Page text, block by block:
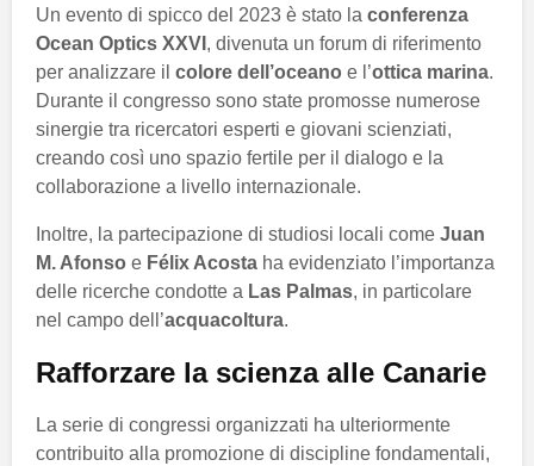
Un evento di spicco del 2023 è stato la conferenza
Ocean Optics XXVI , divenuta un forum di riferimento
per analizzare il colore dell’oceano e l’ottica marina.
Durante il congresso sono state promosse numerose
sinergie tra ricercatori esperti e giovani scienziati,
creando così uno spazio fertile per il dialogo e la
collaborazione a livello internazionale.
Inoltre, la partecipazione di studiosi locali come Juan
M. Afonso e Félix Acosta ha evidenziato l’importanza
delle ricerche condotte a Las Palmas, in particolare
nel campo dell’acquacoltura.
Rafforzare la scienza alle Canarie
La serie di congressi organizzati ha ulteriormente
contribuito alla promozione di discipline fondamentali,